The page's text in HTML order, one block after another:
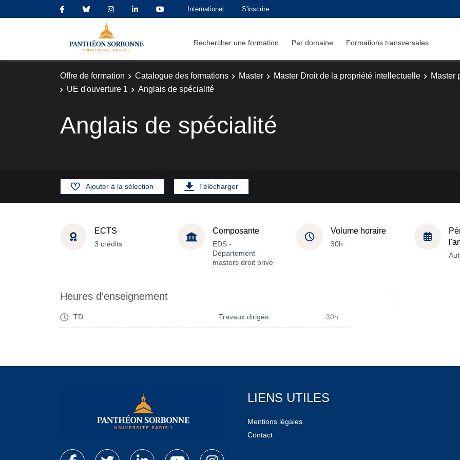
International S'inscrire
Rechercher une formation Par domaine Formations transversales
Offre de formation Catalogue des formations Master Master Droit de la propriété intellectuelle
Master
UE d'ouverture 1
Anglais de spécialité
Anglais de spécialité
Ajouter à la sélection Télécharger
ECTS
3 crédits
Composante
EDS -
Département
masters droit privé
Volume horaire
30h
Heures d'enseignement
TD Travaux dirigés 30h
LIENS UTILES
Mentions légales
Contact